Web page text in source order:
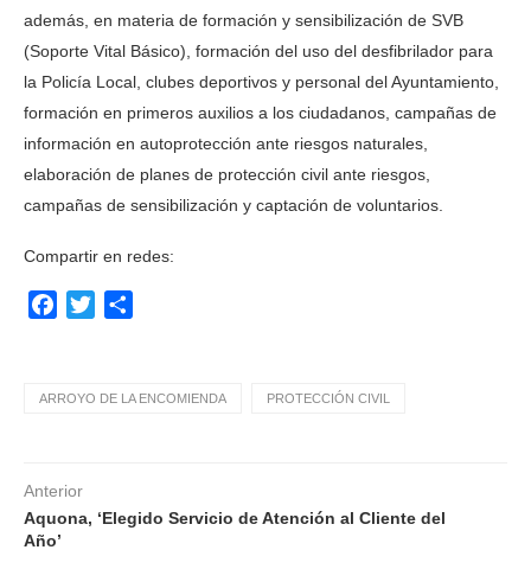
además, en materia de formación y sensibilización de SVB
(Soporte Vital Básico), formación del uso del desfibrilador para
la Policía Local, clubes deportivos y personal del Ayuntamiento,
formación en primeros auxilios a los ciudadanos, campañas de
información en autoprotección ante riesgos naturales,
elaboración de planes de protección civil ante riesgos,
campañas de sensibilización y captación de voluntarios.
Compartir en redes:
Facebook
Twitter
ARROYO DE LA ENCOMIENDA PROTECCIÓN CIVIL
Anterior
Aquona, ‘Elegido Servicio de Atención al Cliente del
Año’